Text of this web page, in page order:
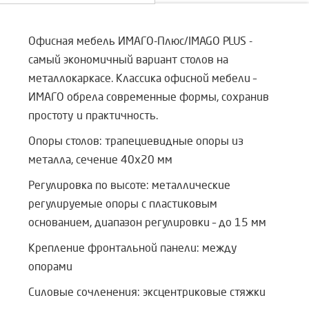
Офисная мебель ИМАГО-Плюс/IMAGO PLUS -
самый экономичный вариант столов на
металлокаркасе. Классика офисной мебели –
ИМАГО обрела современные формы, сохранив
простоту и практичность.
Опоры столов: трапециевидные опоры из
металла, сечение 40х20 мм
Регулировка по высоте: металлические
регулируемые опоры с пластиковым
основанием, диапазон регулировки – до 15 мм
Крепление фронтальной панели: между
опорами
Силовые сочленения: эксцентриковые стяжки